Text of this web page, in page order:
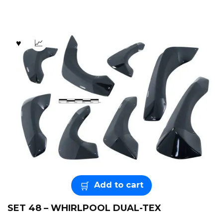
Add to cart
SET 48 – WHIRLPOOL DUAL-TEX